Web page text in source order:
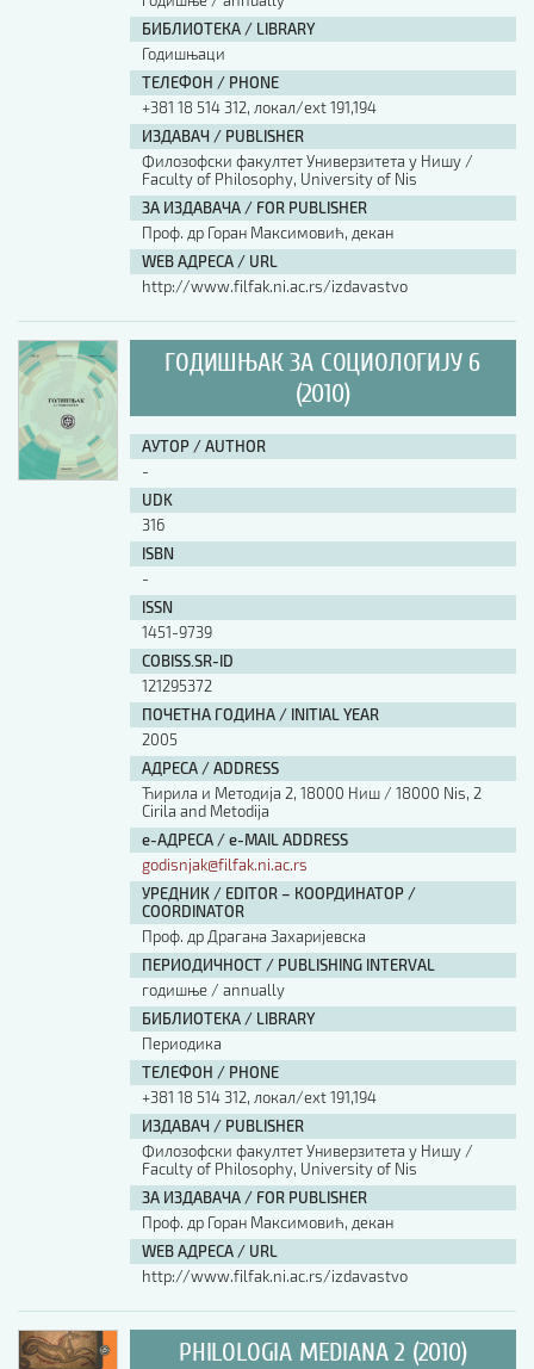
БИБЛИОТЕКА / LIBRARY
Годишњаци
ТЕЛЕФОН / PHONE
+381 18 514 312, локал/ext 191,194
ИЗДАВАЧ / PUBLISHER
Филозофски факултет Универзитета у Нишу /
Faculty of Philosophy, University of Nis
ЗА ИЗДАВАЧА / FOR PUBLISHER
Проф. др Горан Максимовић, декан
WEB АДРЕСА / URL
http://www.filfak.ni.ac.rs/izdavastvo
ГОДИШЊАК ЗА СОЦИОЛОГИЈУ 6
(2010)
АУТОР / AUTHOR
-
UDK
316
ISBN
-
ISSN
1451-9739
COBISS.SR-ID
121295372
ПОЧЕТНА ГОДИНА / INITIAL YEAR
2005
АДРЕСА / ADDRESS
Ћирила и Методија 2, 18000 Ниш / 18000 Nis, 2
Cirila and Metodija
е-АДРЕСА / e-MAIL ADDRESS
godisnjak@filfak.ni.ac.rs
УРЕДНИК / EDITOR – КООРДИНАТОР /
COORDINATOR
Проф. др Драгана Захаријевска
ПЕРИОДИЧНОСТ / PUBLISHING INTERVAL
годишње / annually
БИБЛИОТЕКА / LIBRARY
Периодика
ТЕЛЕФОН / PHONE
+381 18 514 312, локал/ext 191,194
ИЗДАВАЧ / PUBLISHER
Филозофски факултет Универзитета у Нишу /
Faculty of Philosophy, University of Nis
ЗА ИЗДАВАЧА / FOR PUBLISHER
Проф. др Горан Максимовић, декан
WEB АДРЕСА / URL
http://www.filfak.ni.ac.rs/izdavastvo
PHILOLOGIA MEDIANA 2 (2010)